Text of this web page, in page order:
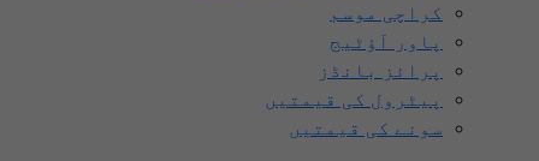
کراچی موسم
پاور آؤٹیج
پرائز بانڈز
پیٹرول کی قیمتیں
سونے کی قیمتیں